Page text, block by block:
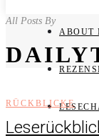
ABOUT
All Posts By
RÜCKBLICKE